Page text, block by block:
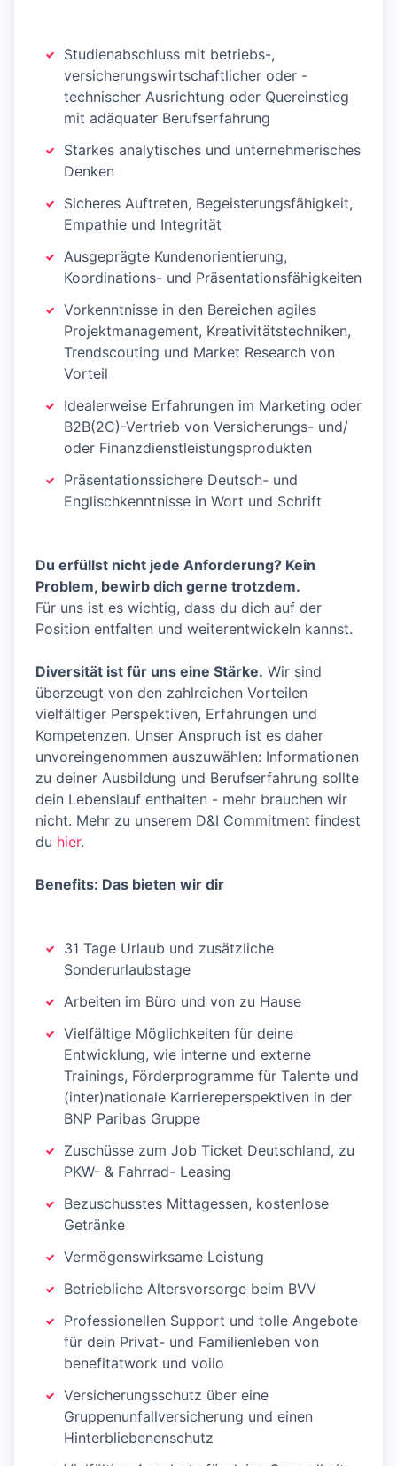
Studienabschluss mit betriebs-,
versicherungswirtschaftlicher oder -
technischer Ausrichtung oder Quereinstieg
mit adäquater Berufserfahrung
Starkes analytisches und unternehmerisches
Denken
Sicheres Auftreten, Begeisterungsfähigkeit,
Empathie und Integrität
Ausgeprägte Kundenorientierung,
Koordinations- und Präsentationsfähigkeiten
Vorkenntnisse in den Bereichen agiles
Projektmanagement, Kreativitätstechniken,
Trendscouting und Market Research von
Vorteil
Idealerweise Erfahrungen im Marketing oder
B2B(2C)-Vertrieb von Versicherungs- und/
oder Finanzdienstleistungsprodukten
Präsentationssichere Deutsch- und
Englischkenntnisse in Wort und Schrift
Du erfüllst nicht jede Anforderung? Kein
Problem, bewirb dich gerne trotzdem.
Für uns ist es wichtig, dass du dich auf der
Position entfalten und weiterentwickeln kannst.
Diversität ist für uns eine Stärke. Wir sind
überzeugt von den zahlreichen Vorteilen
vielfältiger Perspektiven, Erfahrungen und
Kompetenzen. Unser Anspruch ist es daher
unvoreingenommen auszuwählen: Informationen
zu deiner Ausbildung und Berufserfahrung sollte
dein Lebenslauf enthalten - mehr brauchen wir
nicht. Mehr zu unserem D&I Commitment findest
du hier.
Benefits: Das bieten wir dir
31 Tage Urlaub und zusätzliche
Sonderurlaubstage
Arbeiten im Büro und von zu Hause
Vielfältige Möglichkeiten für deine
Entwicklung, wie interne und externe
Trainings, Förderprogramme für Talente und
(inter)nationale Karriereperspektiven in der
BNP Paribas Gruppe
Zuschüsse zum Job Ticket Deutschland, zu
PKW- & Fahrrad- Leasing
Bezuschusstes Mittagessen, kostenlose
Getränke
Vermögenswirksame Leistung
Betriebliche Altersvorsorge beim BVV
Professionellen Support und tolle Angebote
für dein Privat- und Familienleben von
benefitatwork und voiio
Versicherungsschutz über eine
Gruppenunfallversicherung und einen
Hinterbliebenenschutz